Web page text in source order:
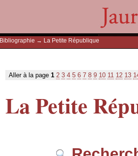
Bibliographie → La Petite République
Aller à la page 1 2 3 4 5 6 7 8 9 10 11 12 13
La Petite